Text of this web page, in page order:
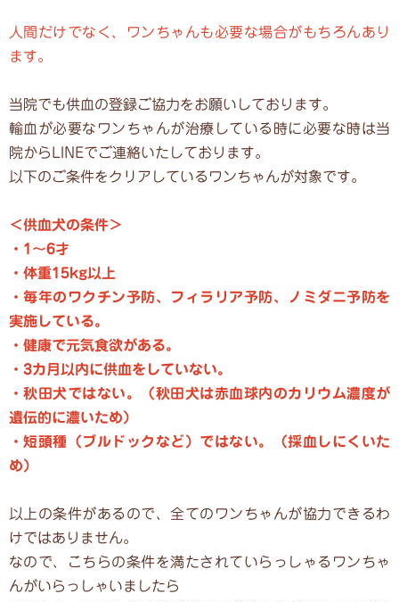
人間だけでなく、ワンちゃんも必要な場合がもちろんあり
ます。
当院でも供血の登録ご協力をお願いしております。
輸血が必要なワンちゃんが治療している時に必要な時は当
院からLINEでご連絡いたしております。
以下のご条件をクリアしているワンちゃんが対象です。
＜供血犬の条件＞
・1～6才
・体重15kg以上
・毎年のワクチン予防、フィラリア予防、ノミダニ予防を
実施している。
・健康で元気食欲がある。
・3カ月以内に供血をしていない。
・秋田犬ではない。（秋田犬は赤血球内のカリウム濃度が
遺伝的に濃いため）
・短頭種（ブルドックなど）ではない。（採血しにくいた
め）
以上の条件があるので、全てのワンちゃんが協力できるわ
けではありません。
なので、こちらの条件を満たされていらっしゃるワンちゃ
んがいらっしゃいましたら